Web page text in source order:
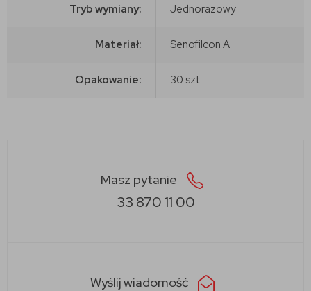
Tryb wymiany: Jednorazowy
Materiał: Senofilcon A
Opakowanie: 30 szt
Masz pytanie
33 870 11 00
Wyślij wiadomość